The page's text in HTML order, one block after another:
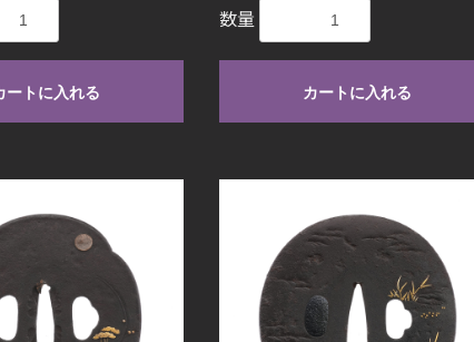
ートに入れる
数量
カートに入れる